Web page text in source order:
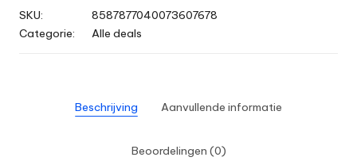
SKU:
8587877040073607678
Categorie:
Alle deals
Beschrijving Aanvullende informatie
Beoordelingen (0)